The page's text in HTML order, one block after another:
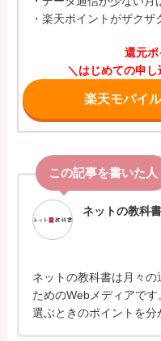
・楽天ポイントがザクザ
還元ポ
＼はじめての申
楽天モバイ
ネットの教科
ネットの教科書は月々
ためのWebメディアで
選ぶときのポイントを分